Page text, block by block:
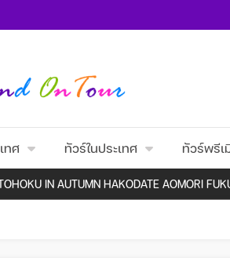
ทศ ทัวร์ในประเทศ ทัวร์พรีเ
IN AUTUMN HAKODATE AOMORI